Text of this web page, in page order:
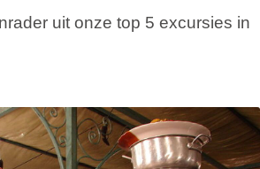
uit onze top 5 excursies in